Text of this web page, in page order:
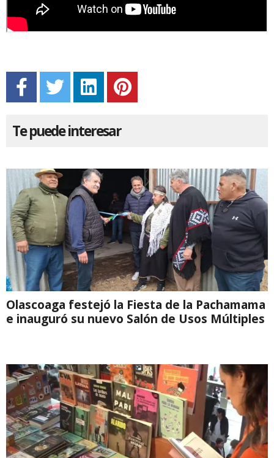
Te puede interesar
Olascoaga festejó la Fiesta de la Pachamama
e inauguró su nuevo Salón de Usos Múltiples